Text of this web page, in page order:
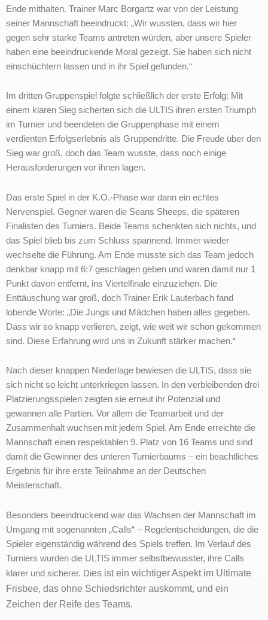
Ende mithalten. Trainer Marc Borgartz war von der Leistung
seiner Mannschaft beeindruckt: „Wir wussten, dass wir hier
gegen sehr starke Teams antreten würden, aber unsere Spieler
haben eine beeindruckende Moral gezeigt. Sie haben sich nicht
einschüchtern lassen und in ihr Spiel gefunden.“
Im dritten Gruppenspiel folgte schließlich der erste Erfolg: Mit
einem klaren Sieg sicherten sich die ULTIS ihren ersten Triumph
im Turnier und beendeten die Gruppenphase mit einem
verdienten Erfolgserlebnis als Gruppendritte. Die Freude über den
Sieg war groß, doch das Team wusste, dass noch einige
Herausforderungen vor ihnen lagen.
Das erste Spiel in der K.O.-Phase war dann ein echtes
Nervenspiel. Gegner waren die Seans Sheeps, die späteren
Finalisten des Turniers. Beide Teams schenkten sich nichts, und
das Spiel blieb bis zum Schluss spannend. Immer wieder
wechselte die Führung. Am Ende musste sich das Team jedoch
denkbar knapp mit 6:7 geschlagen geben und waren damit nur 1
Punkt davon entfernt, ins Viertelfinale einzuziehen. Die
Enttäuschung war groß, doch Trainer Erik Lauterbach fand
lobende Worte: „Die Jungs und Mädchen haben alles gegeben.
Dass wir so knapp verlieren, zeigt, wie weit wir schon gekommen
sind. Diese Erfahrung wird uns in Zukunft stärker machen.“
Nach dieser knappen Niederlage bewiesen die ULTIS, dass sie
sich nicht so leicht unterkriegen lassen. In den verbleibenden drei
Platzierungsspielen zeigten sie erneut ihr Potenzial und
gewannen alle Partien. Vor allem die Teamarbeit und der
Zusammenhalt wuchsen mit jedem Spiel. Am Ende erreichte die
Mannschaft einen respektablen 9. Platz von 16 Teams und sind
damit die Gewinner des unteren Turnierbaums – ein beachtliches
Ergebnis für ihre erste Teilnahme an der Deutschen
Meisterschaft.
Besonders beeindruckend war das Wachsen der Mannschaft im
Umgang mit sogenannten „Calls“ – Regelentscheidungen, die die
Spieler eigenständig während des Spiels treffen. Im Verlauf des
Turniers wurden die ULTIS immer selbstbewusster, ihre Calls
klarer und sicherer. Dies ist ein wichtiger Aspekt im Ultimate
Frisbee, das ohne Schiedsrichter auskommt, und ein
Zeichen der Reife des Teams.